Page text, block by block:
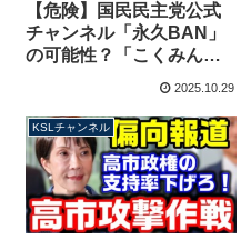
【危険】国民民主党公式
チャンネル「永久BAN」
の可能性？「こくみんク
反、公選法と倫理問題も
【KSLチャンネル】
2025.10.29
KSLチャンネル